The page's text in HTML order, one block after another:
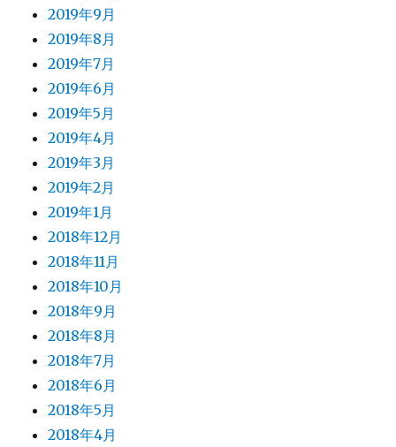
2019年9月
2019年8月
2019年7月
2019年6月
2019年5月
2019年4月
2019年3月
2019年2月
2019年1月
2018年12月
2018年11月
2018年10月
2018年9月
2018年8月
2018年7月
2018年6月
2018年5月
2018年4月